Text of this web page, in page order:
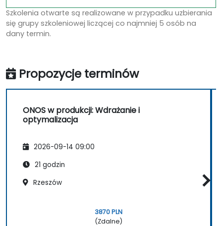
Szkolenia otwarte są realizowane w przypadku uzbierania
się grupy szkoleniowej liczącej co najmniej 5 osób na
dany termin.
Propozycje terminów
ONOS w produkcji: Wdrażanie i
optymalizacja
2026-09-14 09:00
21 godzin
Rzeszów
3870 PLN
(Zdalne)